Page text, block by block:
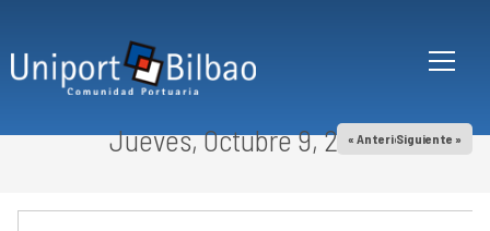
Jueves, Octubre 9, 2025
« AnteriorSiguiente »